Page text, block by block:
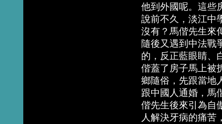
他到外國呢。這些
說前不久，淡江中
沒有？馬偕先生來
隨後又遇到中法戰
的，反正藍眼睛、
偕蓋了房子馬上被
鄉隨俗，先跟當地
跟中國人通婚，馬
偕先生後來引為自
人解決牙病的痛苦